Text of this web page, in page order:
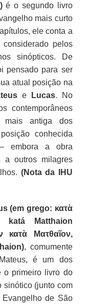
é o segundo livro
mais curto
ele conta a
pelos
sinópticos. De
pensado para ser
atual posição na
e Lucas. No
contemporâneos
mais antiga dos
conhecida
embora a obra
a outros milagres
(Nota da IHU
(em grego: κατὰ
katá Matthaion
κατὰ Ματθαῖον,
, comumente
é um dos
o primeiro livro do
sinótico (junto com
de São